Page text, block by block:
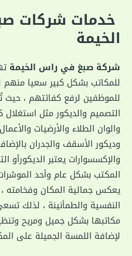
‏خدمات شركات
الخيمة
شركة صبغ في راس الخيمة
للمكاتب بشكل كبير سعيا منهم
للموظفين لرفع كفائتهم ،
التصميم والديكور مثل استغلال
والوان الطلاء والأرضيات
وديكور الأسقف والجدران
والإكسسوارات يعتبر الديكورأو
المكتب بشكل عام وأحد
يعكس جمالية المكان وفخامته ،
النفسية والطمأنينة ، لذلك
مكاتبها بشكل جميل ومريح
لإضافة اللمسة الجميلة على